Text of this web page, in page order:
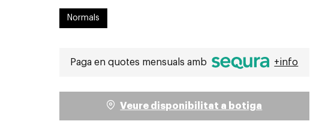
Normals
Paga en quotes mensuals amb +info
Veure disponibilitat a botiga